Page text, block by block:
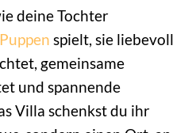
deine Tochter
Puppen spielt, sie liebevoll
gemeinsame
und spannende
Villa schenkst du ihr